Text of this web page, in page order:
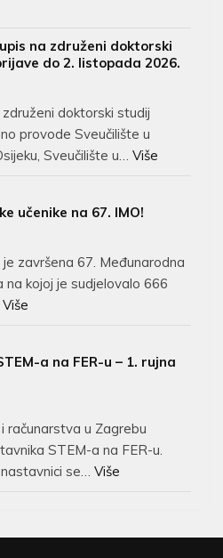
na združeni doktorski
do 2. listopada 2026.
doktorski studij
provode Sveučilište u
Sveučilište u… Više
učenike na 67. IMO!
završena 67. Međunarodna
kojoj je sudjelovalo 666
Više
a na FER-u – 1. rujna
računarstva u Zagrebu
STEM-a na FER-u.
se… Više